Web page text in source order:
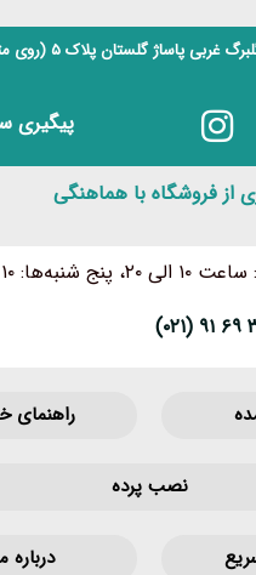
غربی پاساژ گلستان پلاک ۵ (روی
پیگیری
از فروشگاه با هماهنگی
۱۰ الی ۱۴
راهنمای
نصب پرده
درباره